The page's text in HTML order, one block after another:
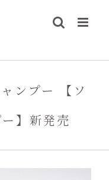
ンプー 【ソ
】新発売